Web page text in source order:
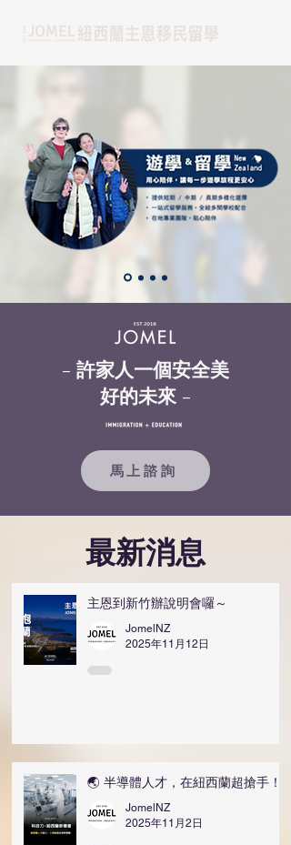
- 許家人一個安全美
好的未來 -
馬上諮詢
最新消息
主恩到新竹辦說明會囉～
JomelNZ
2025年11月12日
🌏 半導體人才，在紐西蘭超搶手！
JomelNZ
2025年11月2日